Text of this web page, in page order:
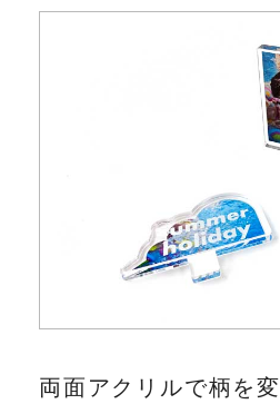
両面アクリルで柄を